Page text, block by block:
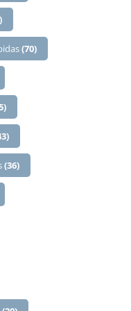
(70)
(36)